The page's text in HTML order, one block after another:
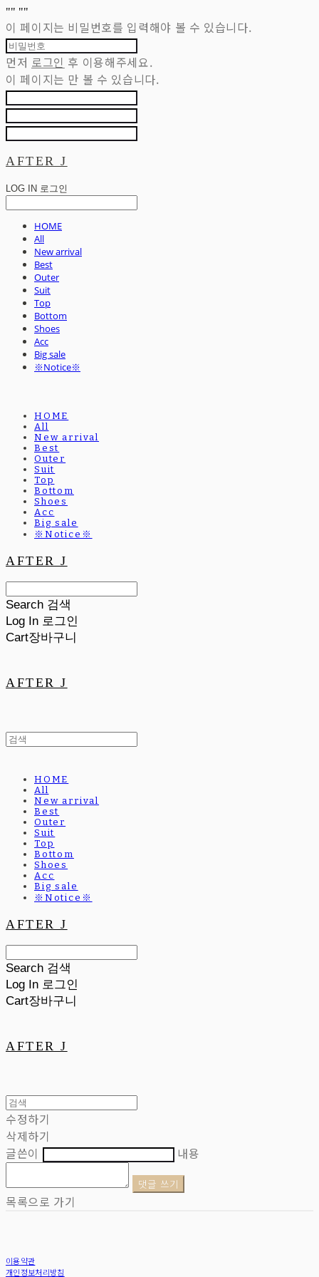
"" ""
이 페이지는 비밀번호를 입력해야 볼 수 있습니다.
먼저 로그인 후 이용해주세요.
이 페이지는 만 볼 수 있습니다.
AFTER J
LOG IN 로그인
HOME
All
New arrival
Best
Outer
Suit
Top
Bottom
Shoes
Acc
Big sale
※Notice※
HOME
All
New arrival
Best
Outer
Suit
Top
Bottom
Shoes
Acc
Big sale
※Notice※
AFTER J
Search 검색
Log In 로그인
Cart장바구니
AFTER J
HOME
All
New arrival
Best
Outer
Suit
Top
Bottom
Shoes
Acc
Big sale
※Notice※
AFTER J
Search 검색
Log In 로그인
Cart장바구니
AFTER J
수정하기
삭제하기
글쓴이
내용
댓글 쓰기
목록으로 가기
이용약관
개인정보처리방침